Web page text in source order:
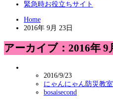
緊急時お役立ちサイト
Home
2016年 9月 23日
アーカイブ：2016年 9
2016/9/23
にゃんにゃん防災教室
bosaisecond